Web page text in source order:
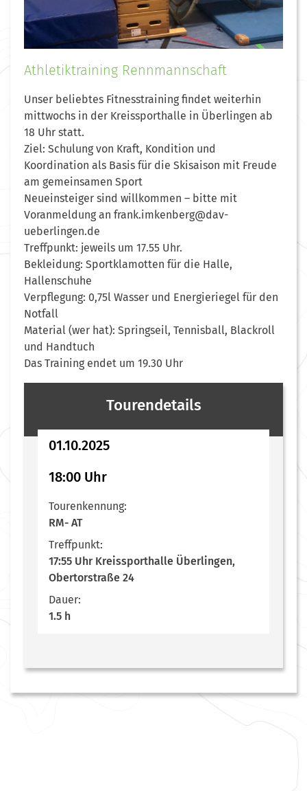
Athletiktraining Rennmannschaft
Unser beliebtes Fitnesstraining findet weiterhin
mittwochs in der Kreissporthalle in Überlingen ab
18 Uhr statt.
Ziel: Schulung von Kraft, Kondition und
Koordination als Basis für die Skisaison mit Freude
am gemeinsamen Sport
Neueinsteiger sind willkommen – bitte mit
Voranmeldung an frank.imkenberg@dav-
ueberlingen.de
Treffpunkt: jeweils um 17.55 Uhr.
Bekleidung: Sportklamotten für die Halle,
Hallenschuhe
Verpflegung: 0,75l Wasser und Energieriegel für den
Notfall
Material (wer hat): Springseil, Tennisball, Blackroll
und Handtuch
Das Training endet um 19.30 Uhr
Tourendetails
01.10.2025
18:00 Uhr
Tourenkennung:
RM- AT
Treffpunkt:
17:55 Uhr Kreissporthalle Überlingen,
Obertorstraße 24
Dauer:
1.5 h